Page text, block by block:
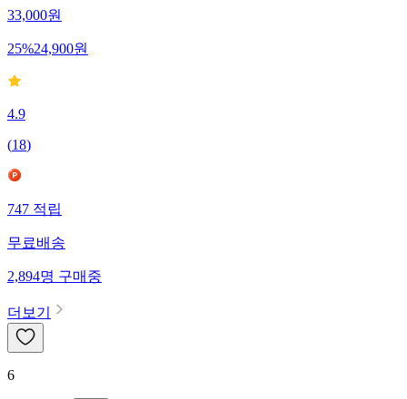
33,000원
25%24,900원
4.9
(18)
747적립
무료배송
2,894명구매중
더보기
6